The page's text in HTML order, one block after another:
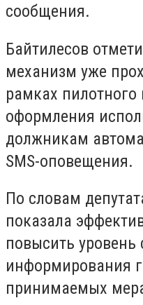
сообщения.
Байтилесов
механизм уже
рамках пилотного
оформления
должникам
SMS-оповещения.
По словам
показала
повысить уровень
информирования
принимаемых